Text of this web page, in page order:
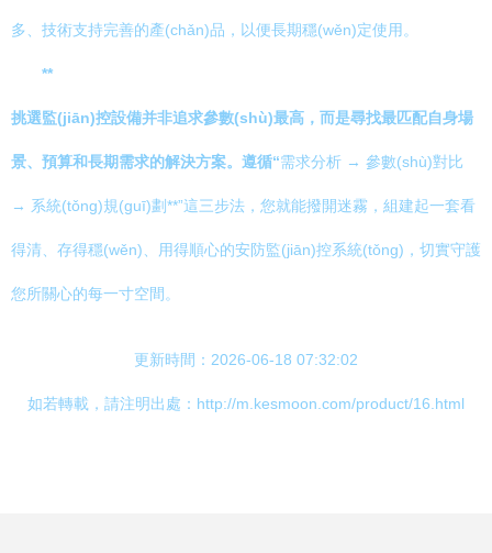
多、技術支持完善的產(chǎn)品，以便長期穩(wěn)定使用。
**
挑選監(jiān)控設備并非追求參數(shù)最高，而是尋找最匹配自身場
景、預算和長期需求的解決方案。遵循“需求分析 → 參數(shù)對比
→ 系統(tǒng)規(guī)劃**”這三步法，您就能撥開迷霧，組建起一套看
得清、存得穩(wěn)、用得順心的安防監(jiān)控系統(tǒng)，切實守護
您所關心的每一寸空間。
更新時間：2026-06-18 07:32:02
如若轉載，請注明出處：http://m.kesmoon.com/product/16.html